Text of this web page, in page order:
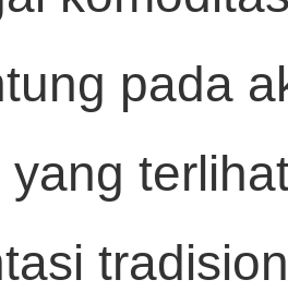
pada
yang